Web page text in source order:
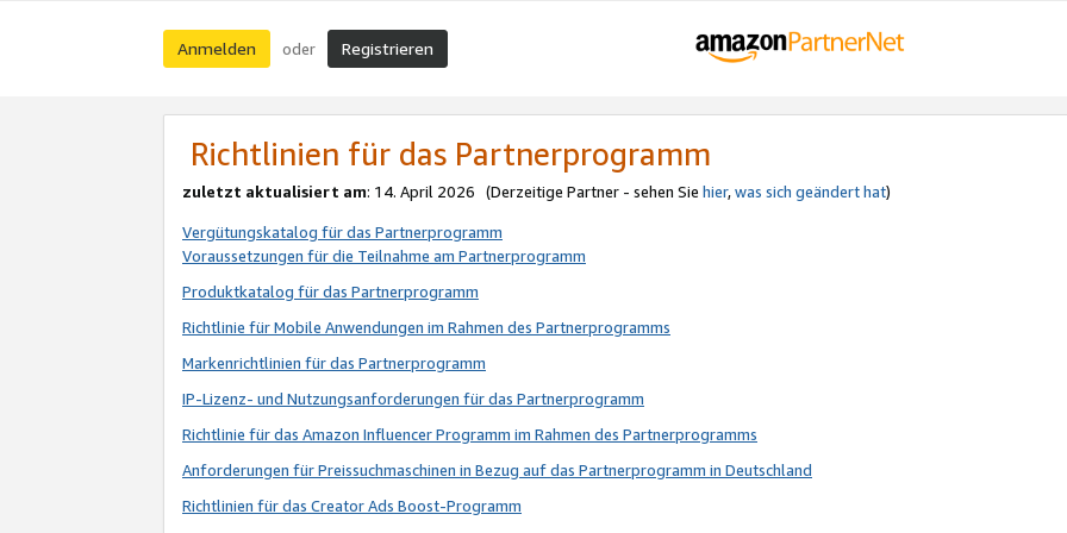
Anmelden oder Registrieren
Richtlinien für das Partnerprogramm
zuletzt aktualisiert am: 14. April 2026 (Derzeitige Partner - sehen Sie hier,was sich geändert hat)
Vergütungskatalog für das Partnerprogramm
Voraussetzungen für die Teilnahme am Partnerprogramm
Produktkatalog für das Partnerprogramm
Richtlinie für Mobile Anwendungen im Rahmen des Partnerprogramms
Markenrichtlinien für das Partnerprogramm
IP-Lizenz- und Nutzungsanforderungen für das Partnerprogramm
Richtlinie für das Amazon Influencer Programm im Rahmen des Partnerprogramms
Anforderungen für Preissuchmaschinen in Bezug auf das Partnerprogramm in Deutschland
Richtlinien für das Creator Ads Boost-Programm